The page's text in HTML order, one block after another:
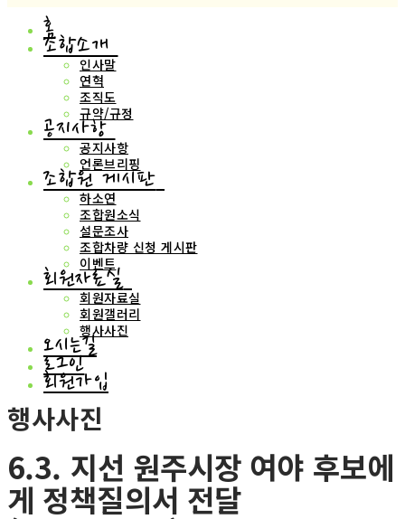
홈
조합소개
인사말
연혁
조직도
규약/규정
공지사항
공지사항
언론브리핑
조합원 게시판
하소연
조합원소식
설문조사
조합차량 신청 게시판
이벤트
회원자료실
회원자료실
회원갤러리
행사사진
오시는길
로그인
회원가입
행사사진
6.3. 지선 원주시장 여야 후보에
게 정책질의서 전달